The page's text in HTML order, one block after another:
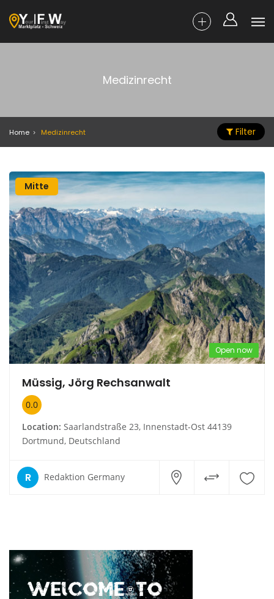
Medizinrecht
Home Medizinrecht Filter
Mitte
Open now
Müssig, Jörg Rechsanwalt
0.0
Location: Saarlandstraße 23, Innenstadt-Ost 44139
Dortmund, Deutschland
R Redaktion Germany